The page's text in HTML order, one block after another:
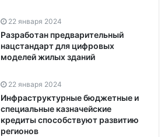
22 января 2024
Разработан предварительный
нацстандарт для цифровых
моделей жилых зданий
22 января 2024
Инфраструктурные бюджетные и
специальные казначейские
кредиты способствуют развитию
регионов